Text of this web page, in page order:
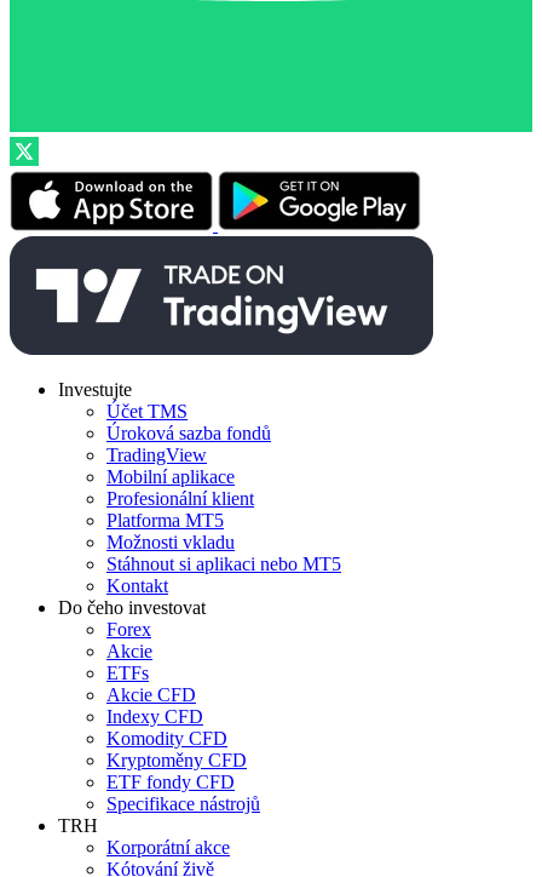
Investujte
Účet TMS
Úroková sazba fondů
TradingView
Mobilní aplikace
Profesionální klient
Platforma MT5
Možnosti vkladu
Stáhnout si aplikaci nebo MT5
Kontakt
Do čeho investovat
Forex
Akcie
ETFs
Akcie CFD
Indexy CFD
Komodity CFD
Kryptoměny CFD
ETF fondy CFD
Specifikace nástrojů
TRH
Korporátní akce
Kótování živě